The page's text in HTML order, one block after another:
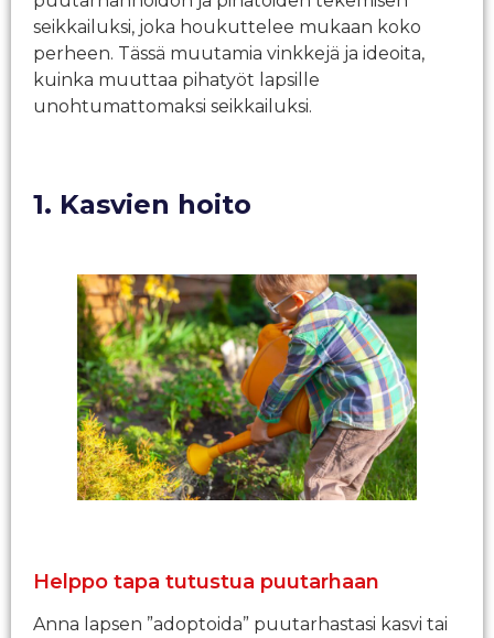
seikkailuksi, joka houkuttelee mukaan koko
perheen. Tässä muutamia vinkkejä ja ideoita,
kuinka muuttaa pihatyöt lapsille
unohtumattomaksi seikkailuksi.
1. Kasvien hoito
Helppo tapa tutustua puutarhaan
Anna lapsen ”adoptoida” puutarhastasi kasvi tai